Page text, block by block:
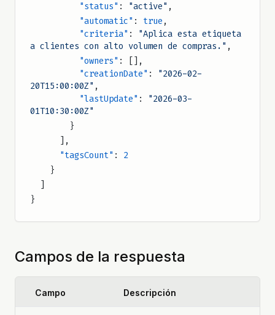
          "status"
: "active" ,
          "automatic"
: true ,
          "criteria"
:
"Aplica esta etiqueta
a clientes con alto volumen de compras." ,
          "owners"
: [],
          "creationDate"
:
"2026-02-
20T15:00:00Z" ,
          "lastUpdate"
:
"2026-03-
01T10:30:00Z"
        }
      ],
      "tagsCount"
: 2
    }
  ]
}
Campos de la respuesta
Campo Descripción